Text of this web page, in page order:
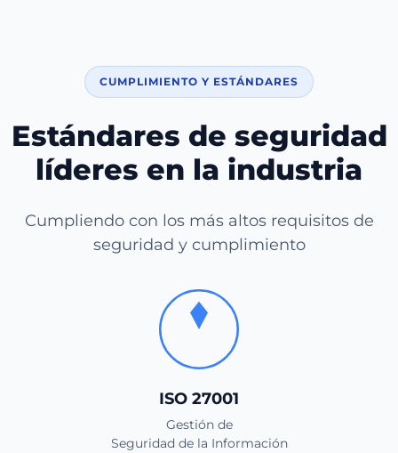
CUMPLIMIENTO Y ESTÁNDARES
Estándares de seguridad
líderes en la industria
Cumpliendo con los más altos requisitos de
seguridad y cumplimiento
ISO 27001
Gestión de
Seguridad de la Información